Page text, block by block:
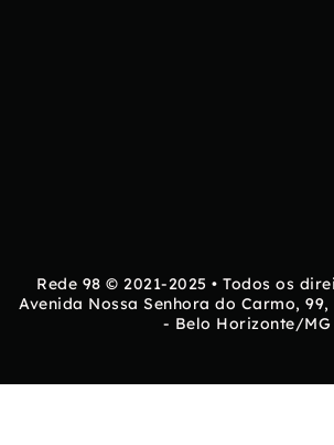
Rede 98 © 2021-2025 • Todos os
Avenida Nossa Senhora do Carmo, 99,
- Belo Horizonte/MG